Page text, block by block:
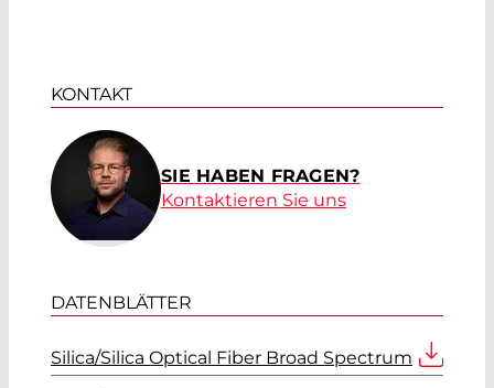
KONTAKT
SIE HABEN FRAGEN?
Kontaktieren Sie uns
DATENBLÄTTER
Silica/Silica Optical Fiber Broad Spectrum